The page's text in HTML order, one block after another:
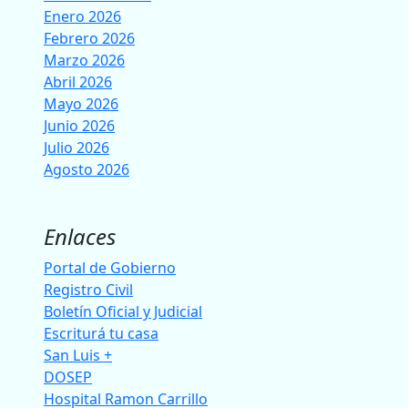
Enero 2026
Febrero 2026
Marzo 2026
Abril 2026
Mayo 2026
Junio 2026
Julio 2026
Agosto 2026
Enlaces
Portal de Gobierno
Registro Civil
Boletín Oficial y Judicial
Escriturá tu casa
San Luis +
DOSEP
Hospital Ramon Carrillo